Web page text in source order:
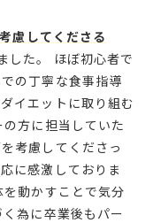
してくださる
した。 ほぼ初心者で
の丁寧な食事指導
イエットに取り組む
方に担当していた
考慮してくださっ
に感激しておりま
動かすことで気分
為に卒業後もパー